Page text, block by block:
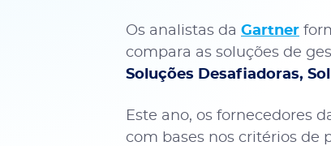
Os analistas da Gartner
compara as soluções de
Soluções Desafiadoras,
Este ano, os fornecedores
com bases nos critérios de